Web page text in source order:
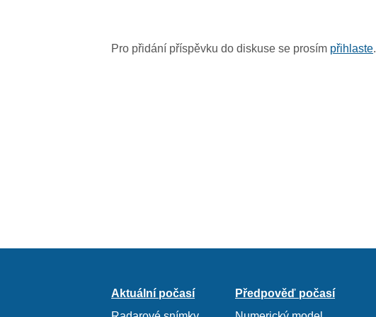
Pro přidání příspěvku do diskuse se prosím přihlaste.
Aktuální počasí
Předpověď počasí